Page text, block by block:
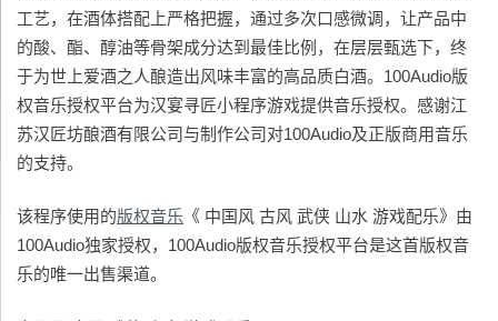
工艺，在酒体搭配上严格把握，通过多次口感微调，让产品中
的酸、酯、醇油等骨架成分达到最佳比例，在层层甄选下，终
于为世上爱酒之人酿造出风味丰富的高品质白酒。100Audio版
权音乐授权平台为汉宴寻匠小程序游戏提供音乐授权。感谢江
苏汉匠坊酿酒有限公司与制作公司对100Audio及正版商用音乐
的支持。
该程序使用的版权音乐 《 中国风 古风 武侠 山水 游戏配乐》由
100Audio独家授权，100Audio版权音乐授权平台是这首版权音
乐的唯一出售渠道。